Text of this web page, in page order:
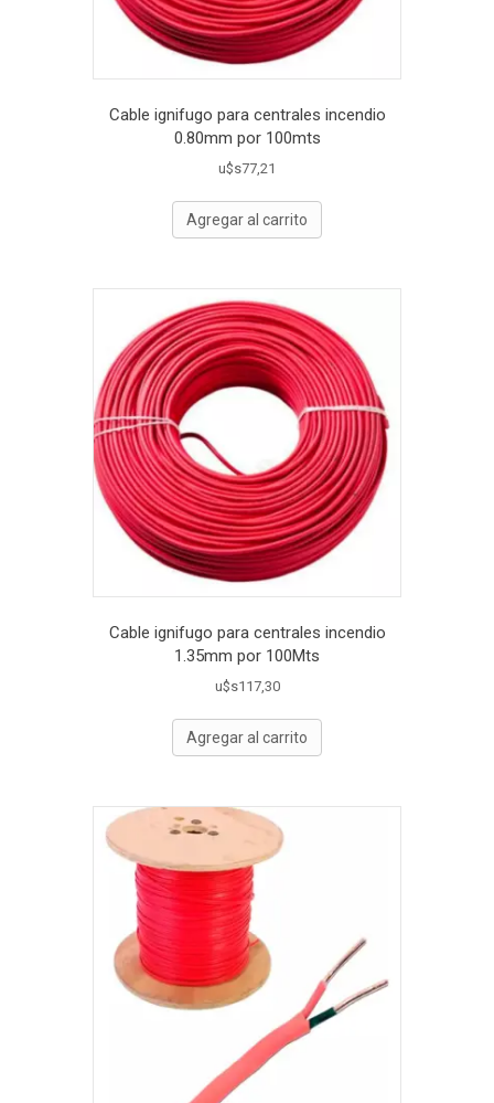
Cable ignifugo para centrales incendio
0.80mm por 100mts
u$s77,21
Agregar al carrito
Cable ignifugo para centrales incendio
1.35mm por 100Mts
u$s117,30
Agregar al carrito